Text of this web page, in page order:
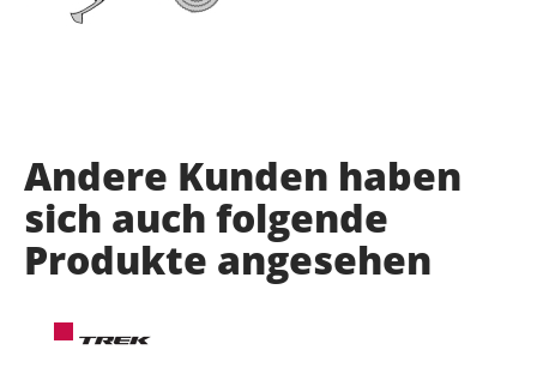
Andere Kunden haben
sich auch folgende
Produkte angesehen